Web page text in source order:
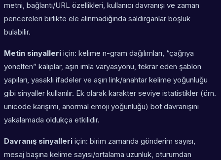
metni, bağlantı/URL özellikleri, kullanıcı davranışı ve zaman
pencereleri birlikte ele alınmadığında saldırganlar boşluk
bulabilir.
Metin sinyalleri için: kelime n-gram dağılımları, “çağrıya
yönelten” kalıplar, aşırı imla varyasyonu, tekrar eden şablon
yapıları, yasaklı ifadeler ve aşırı link/anahtar kelime yoğunluğu
gibi sinyaller kullanılır. Ek olarak karakter seviye istatistikler (örn.
unicode karışımı, anormal emoji yoğunluğu) bot davranışını
yakalamada oldukça etkilidir.
Davranış sinyalleri için: birim zamanda gönderim sayısı,
mesaj başına kelime sayısı/ortalama uzunluk, oturumdan